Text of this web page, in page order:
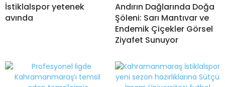
İstiklalspor yetenek
avında
Andırın Dağlarında Doğa
Şöleni: Sarı Mantıvar ve
Endemik Çiçekler Görsel
Ziyafet Sunuyor